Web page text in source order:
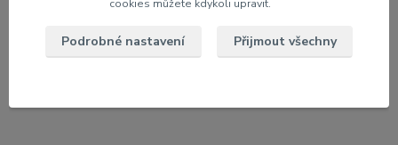
Barva: Červená
cookies můžete kdykoli upravit.
Podrobné nastavení Přijmout všechny